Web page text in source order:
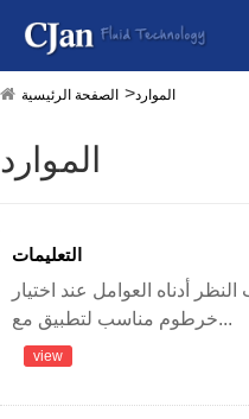
الصفحة الرئيسية الموارد
الموارد
التعليمات
أدناه العوامل عند اختيار
خرطوم مناسب لتطبيق مع...
view